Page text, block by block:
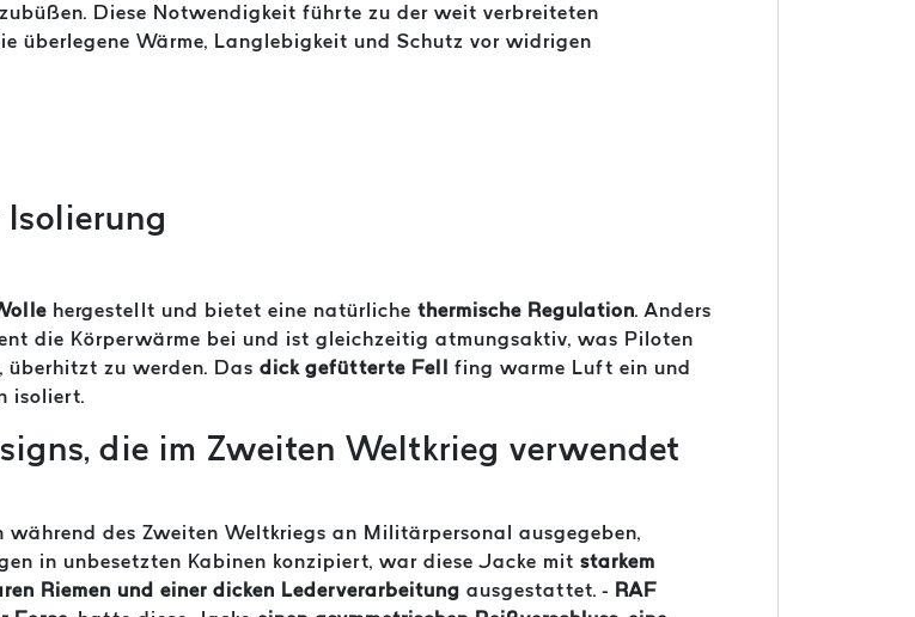
Diese Notwendigkeit führte zu der weit verbreiteten
überlegene Wärme, Langlebigkeit und Schutz vor widrigen
hergestellt und bietet eine natürliche thermische Regulation. Anders
die Körperwärme bei und ist gleichzeitig atmungsaktiv, was Piloten
überhitzt zu werden. Das dick gefütterte Fell fing warme Luft ein und
isoliert.
die im Zweiten Weltkrieg verwendet
des Zweiten Weltkriegs an Militärpersonal ausgegeben,
in unbesetzten Kabinen konzipiert, war diese Jacke mit starkem
Riemen und einer dicken Lederverarbeitung ausgestattet. - RAF